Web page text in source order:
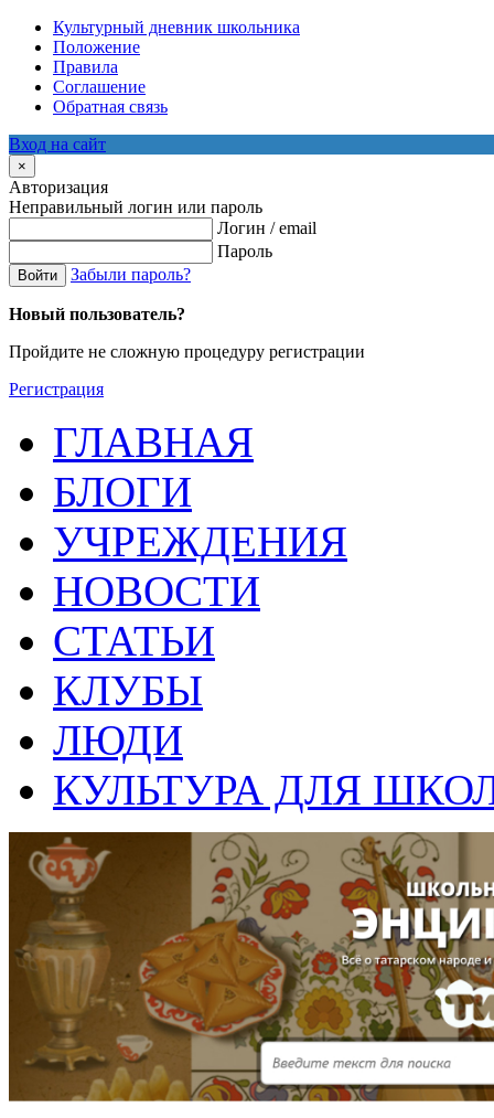
Культурный дневник школьника
Положение
Правила
Соглашение
Обратная связь
Вход на сайт
×
Авторизация
Неправильный логин или пароль
Логин / email
Пароль
Войти Забыли пароль?
Новый пользователь?
Пройдите не сложную процедуру регистрации
Регистрация
ГЛАВНАЯ
БЛОГИ
УЧРЕЖДЕНИЯ
НОВОСТИ
СТАТЬИ
КЛУБЫ
ЛЮДИ
КУЛЬТУРА ДЛЯ